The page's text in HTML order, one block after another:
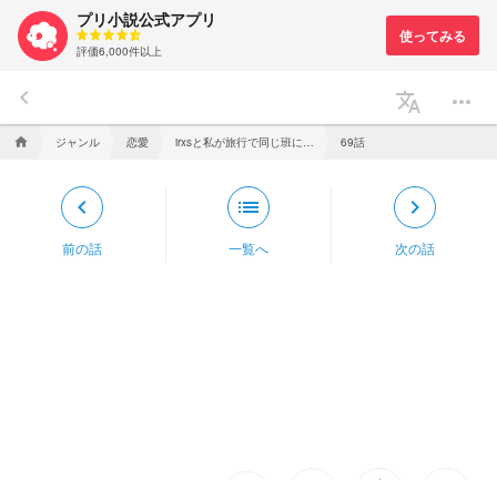
プリ小説公式アプリ
評価6,000件以上
keyboard_arrow_left translate more_horiz
home ジャンル 恋愛 69話
keyboard_arrow_left
前の話
list
一覧へ
keyboard_arrow_right
次の話